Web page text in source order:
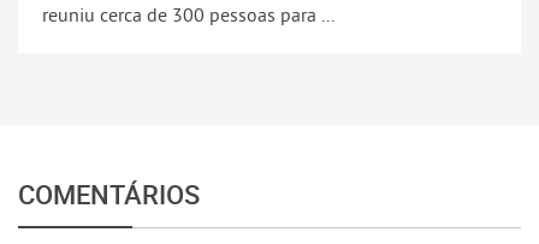
reuniu cerca de 300 pessoas para ...
COMENTÁRIOS